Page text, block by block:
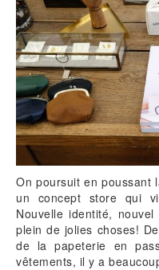
On poursuit en poussant
un concept store qui
Nouvelle identité,
plein de jolies choses!
de la papeterie en
vêtements, il y a